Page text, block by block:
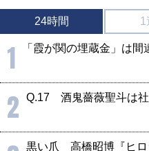
24時間 1
1 「霞が関の埋蔵金」は間
2 Q.17 酒鬼薔薇聖斗は
黒い爪 高橋昭博『ヒロ